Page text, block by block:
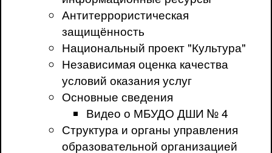
Антитеррористическая
защищённость
Национальный проект "Культура"
Независимая оценка качества
условий оказания услуг
Основные сведения
Видео о МБУДО ДШИ № 4
Структура и органы управления
образовательной организацией